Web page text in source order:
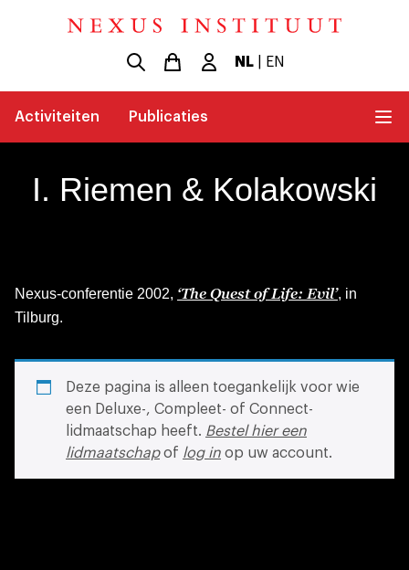
NL| EN
Activiteiten Publicaties
I. Riemen & Kolakowski
Nexus-conferentie 2002, ‘The Quest of Life: Evil’, in
Tilburg.
Deze pagina is alleen toegankelijk voor wie
een Deluxe-, Compleet- of Connect-
lidmaatschap heeft. Bestel hier een
lidmaatschapof log in op uw account.